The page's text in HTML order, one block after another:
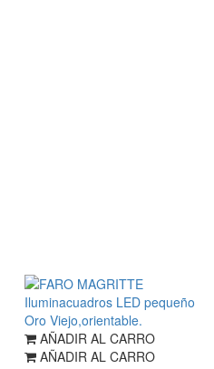
AÑADIR AL CARRO
AÑADIR AL CARRO